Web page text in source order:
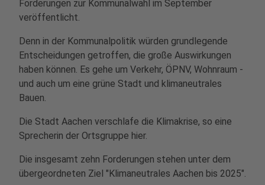
Forderungen zur Kommunalwahl im September
veröffentlicht.
Denn in der Kommunalpolitik würden grundlegende
Entscheidungen getroffen, die große Auswirkungen
haben können. Es gehe um Verkehr, ÖPNV, Wohnraum -
und auch um eine grüne Stadt und klimaneutrales
Bauen.
Die Stadt Aachen verschlafe die Klimakrise, so eine
Sprecherin der Ortsgruppe hier.
Die insgesamt zehn Forderungen stehen unter dem
übergeordneten Ziel "Klimaneutrales Aachen bis 2025".